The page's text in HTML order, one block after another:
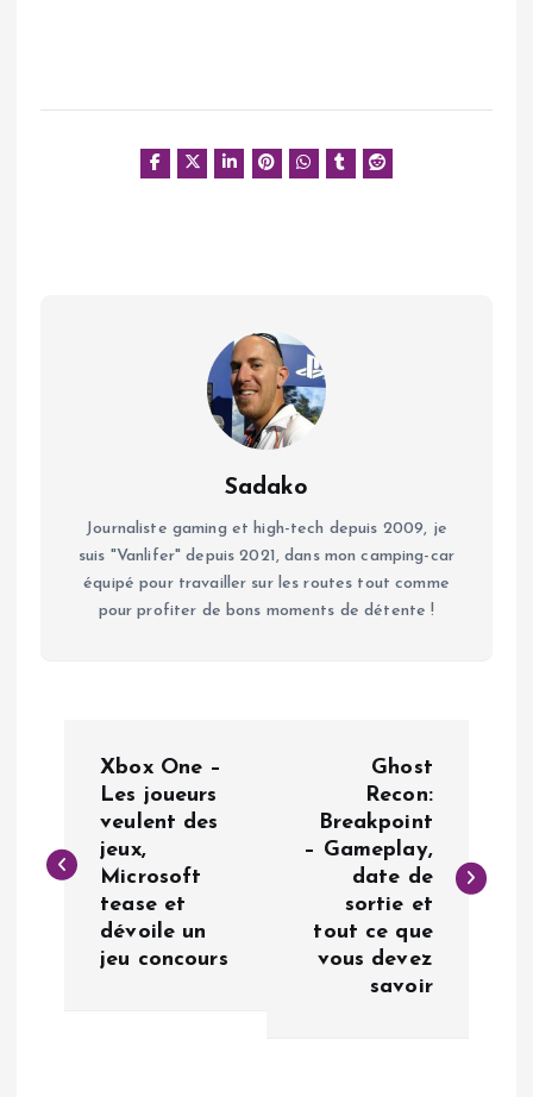
Sadako
Journaliste gaming et high-tech depuis 2009, je
suis "Vanlifer" depuis 2021, dans mon camping-car
équipé pour travailler sur les routes tout comme
pour profiter de bons moments de détente !
v
Xbox One –
Les joueurs
veulent des
jeux,
Microsoft
tease et
dévoile un
jeu concours
Ghost
Recon:
Breakpoint
– Gameplay,
date de
sortie et
tout ce que
vous devez
savoir